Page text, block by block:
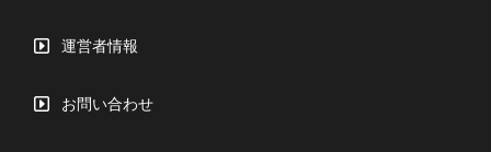
運営者情報
お問い合わせ